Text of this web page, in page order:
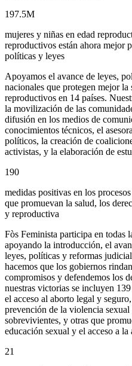
197.5M
mujeres y niñas en edad
reproductivos están ahora mejor
políticas y leyes
Apoyamos el avance de leyes,
nacionales que protegen mejor
reproductivos en 14 países.
la movilización de las
difusión en los medios de
conocimientos técnicos, el
políticos, la creación de
activistas, y la elaboración de
190
medidas positivas en los
que promuevan la salud, los
y reproductiva
Fòs Feminista participa en todas
apoyando la introducción, el
leyes, políticas y reformas
hacemos que los gobiernos
compromisos y defendemos los
nuestras victorias se incluyen
el acceso al aborto legal y
prevención de la violencia
sobrevivientes, y otras que
educación sexual y el acceso a la
21